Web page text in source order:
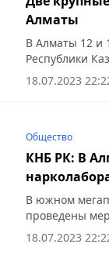
Алматы
В Алматы 12 и
Республики
химическими
18.07.2023
Общество
КНБ РК: В
В южном
проведены
две
прекурсорами.
18.07.2023